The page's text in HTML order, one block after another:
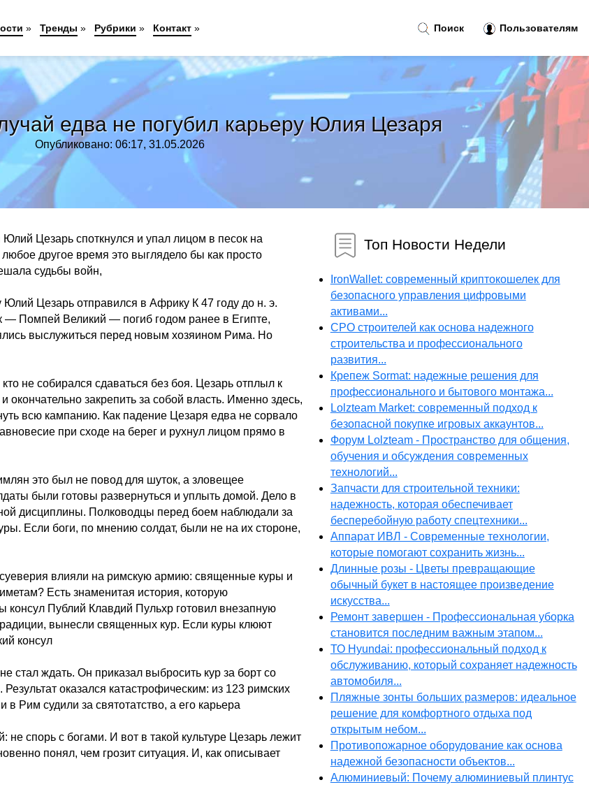
едва не погубил карьеру Юлия Цезаря
Опубликовано: 06:17, 31.05.2026
Цезарь споткнулся и упал лицом в песок на
другое время это выглядело бы как просто
судьбы войн,
Цезарь отправился в Африку К 47 году до н. э.
— Помпей Великий — погиб годом ранее в Египте,
выслужиться перед новым хозяином Рима. Но
не собирался сдаваться без боя. Цезарь отплыл к
закрепить за собой власть. Именно здесь,
всю кампанию. Как падение Цезаря едва не сорвало
при сходе на берег и рухнул лицом прямо в
это был не повод для шуток, а зловещее
были готовы развернуться и уплыть домой. Дело в
дисциплины. Полководцы перед боем наблюдали за
Если боги, по мнению солдат, были не на их стороне,
суеверия влияли на римскую армию: священные куры и
Есть знаменитая история, которую
Публий Клавдий Пульхр готовил внезапную
вынесли священных кур. Если куры клюют
консул
стал ждать. Он приказал выбросить кур за борт со
оказался катастрофическим: из 123 римских
Рим судили за святотатство, а его карьера
спорь с богами. И вот в такой культуре Цезарь лежит
понял, чем грозит ситуация. И, как описывает
Топ Новости Недели
IronWallet: современный криптокошелек для
безопасного управления цифровыми
активами...
СРО строителей как основа надежного
строительства и профессионального
развития...
Крепеж Sormat: надежные решения для
профессионального и бытового монтажа...
Lolzteam Market: современный подход к
безопасной покупке игровых аккаунтов...
Форум Lolzteam - Пространство для общения,
обучения и обсуждения современных
технологий...
Запчасти для строительной техники:
надежность, которая обеспечивает
бесперебойную работу спецтехники...
Аппарат ИВЛ - Современные технологии,
которые помогают сохранить жизнь...
Длинные розы - Цветы превращающие
обычный букет в настоящее произведение
искусства...
Ремонт завершен - Профессиональная уборка
становится последним важным этапом...
ТО Hyundai: профессиональный подход к
обслуживанию, который сохраняет надежность
автомобиля...
Пляжные зонты больших размеров: идеальное
решение для комфортного отдыха под
открытым небом...
Противопожарное оборудование как основа
надежной безопасности объектов...
Алюминиевый: Почему алюминиевый плинтус
Поиск Пользователям
» Тренды » Рубрики » Контакт »